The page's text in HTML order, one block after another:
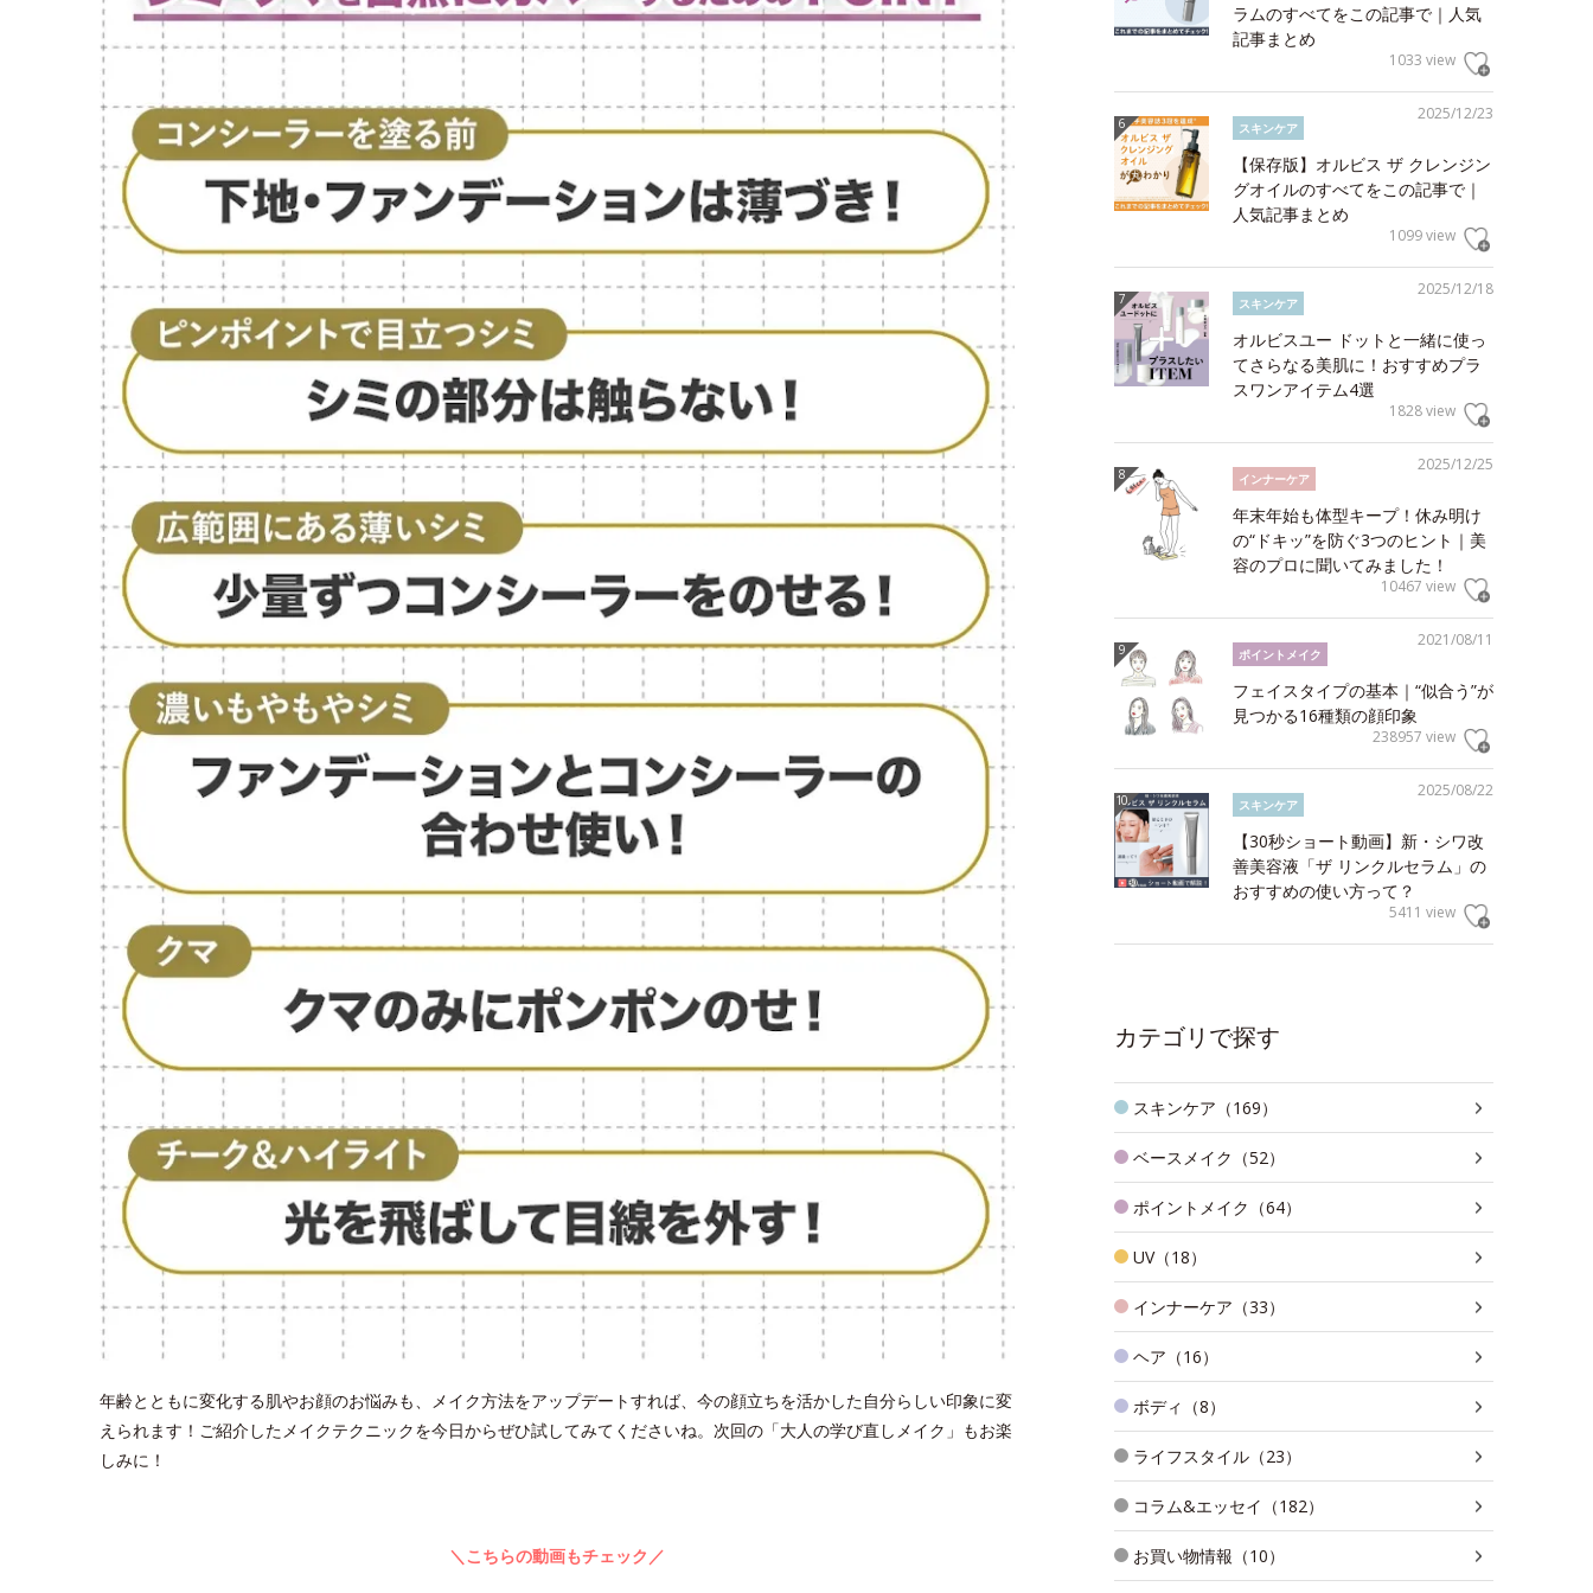
年齢とともに変化する肌やお顔のお悩みも、メイク方法をアップデートすれば、今の顔立ちを活かした自分らしい印象に変
えられます！ご紹介したメイクテクニックを今日からぜひ試してみてくださいね。次回の「大人の学び直しメイク」もお楽
しみに！
＼こちらの動画もチェック／
ラムのすべてをこの記事で｜人気
記事まとめ
1033 view
2025/12/23
スキンケア
【保存版】オルビス ザ クレンジン
グオイルのすべてをこの記事で｜
人気記事まとめ
1099 view
2025/12/18
スキンケア
オルビスユー ドットと一緒に使っ
てさらなる美肌に！おすすめプラ
スワンアイテム4選
1828 view
2025/12/25
インナーケア
年末年始も体型キープ！休み明け
の“ドキッ”を防ぐ3つのヒント｜美
容のプロに聞いてみました！
10467 view
2021/08/11
ポイントメイク
フェイスタイプの基本｜“似合う”が
見つかる16種類の顔印象
238957 view
2025/08/22
スキンケア
【30秒ショート動画】新・シワ改
善美容液「ザ リンクルセラム」の
おすすめの使い方って？
5411 view
カテゴリで探す
スキンケア（169）
ベースメイク（52）
ポイントメイク（64）
UV（18）
インナーケア（33）
ヘア（16）
ボディ（8）
ライフスタイル（23）
コラム&エッセイ（182）
お買い物情報（10）